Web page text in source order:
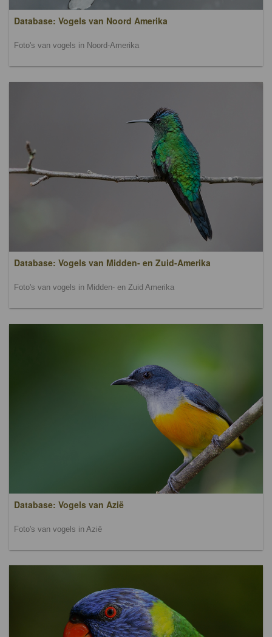
Database: Vogels van Noord Amerika
Foto's van vogels in Noord-Amerika
Database: Vogels van Midden- en Zuid-Amerika
Foto's van vogels in Midden- en Zuid Amerika
Database: Vogels van Azië
Foto's van vogels in Azië